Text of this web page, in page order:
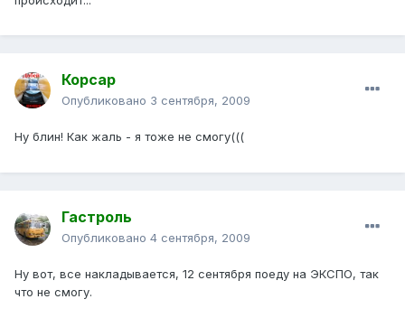
Корсар
Опубликовано 3 сентября, 2009
Ну блин! Как жаль - я тоже не смогу(((
Гастроль
Опубликовано 4 сентября, 2009
Ну вот, все накладывается, 12 сентября поеду на ЭКСПО, так
что не смогу.